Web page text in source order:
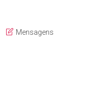
Mensagens